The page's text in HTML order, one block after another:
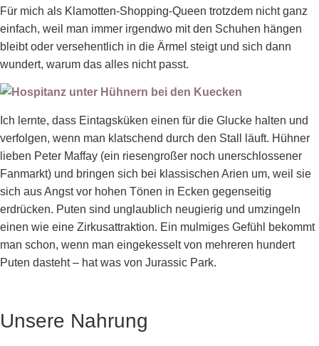
Für mich als Klamotten-Shopping-Queen trotzdem nicht ganz
einfach, weil man immer irgendwo mit den Schuhen hängen
bleibt oder versehentlich in die Ärmel steigt und sich dann
wundert, warum das alles nicht passt.
Ich lernte, dass Eintagsküken einen für die Glucke halten und
verfolgen, wenn man klatschend durch den Stall läuft. Hühner
lieben Peter Maffay (ein riesengroßer noch unerschlossener
Fanmarkt) und bringen sich bei klassischen Arien um, weil sie
sich aus Angst vor hohen Tönen in Ecken gegenseitig
erdrücken. Puten sind unglaublich neugierig und umzingeln
einen wie eine Zirkusattraktion. Ein mulmiges Gefühl bekommt
man schon, wenn man eingekesselt von mehreren hundert
Puten dasteht – hat was von Jurassic Park.
Unsere Nahrung